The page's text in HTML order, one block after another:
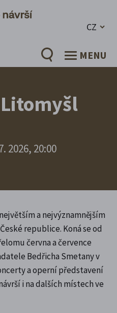
CZ
MENU
2026, 20:00
a nejvýznamnějším
republice. Koná se od
června a července
Bedřicha Smetany v
a operní představení
i na dalších místech ve